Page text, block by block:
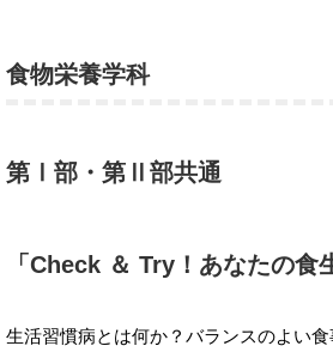
食物栄養学科
第Ⅰ部・第Ⅱ部共通
「Check ＆ Try！あなたの食
生活習慣病とは何か？バランスのよい食